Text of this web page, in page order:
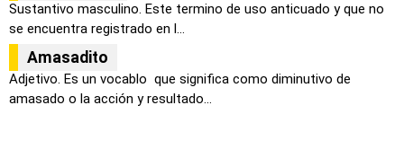
Sustantivo masculino. Este termino de uso anticuado y que no
se encuentra registrado en l...
Amasadito
Adjetivo. Es un vocablo que significa como diminutivo de
amasado o la acción y resultado...